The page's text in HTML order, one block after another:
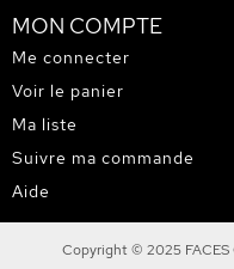
MON COMPTE
Me connecter
Voir le panier
Ma liste
Suivre ma commande
Aide
Copyright © 2025 FACES